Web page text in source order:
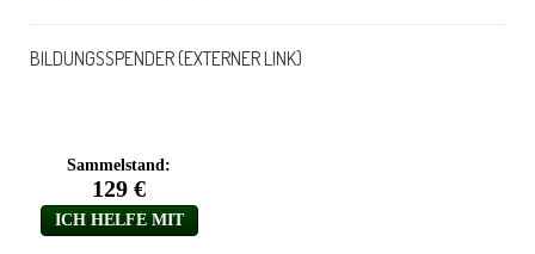
BILDUNGSSPENDER (EXTERNER LINK)